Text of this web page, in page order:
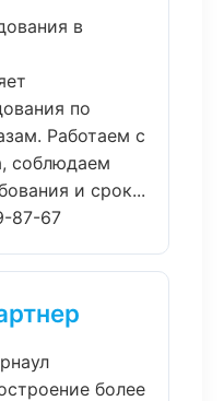
в
по
Работаем с
соблюдаем
и срок...
87-67
более